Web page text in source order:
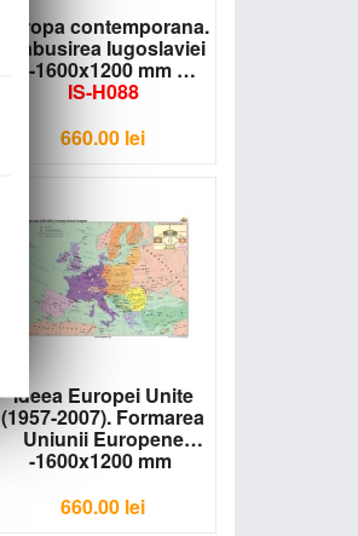
Europa contemporana.
Prabusirea Iugoslaviei
-1600x1200 mm
IS-H088
660.00 lei
Ideea Europei Unite
(1957-2007). Formarea
Uniunii Europene
-1600x1200 mm
660.00 lei